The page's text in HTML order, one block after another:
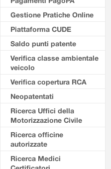
Gestione Pratiche Online
Piattaforma CUDE
Saldo punti patente
Verifica classe ambientale
veicolo
Verifica copertura RCA
Neopatentati
Ricerca Uffici della
Motorizzazione Civile
Ricerca officine
autorizzate
Ricerca Medici